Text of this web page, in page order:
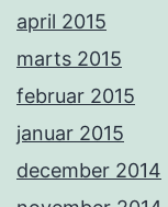
april 2015
marts 2015
februar 2015
januar 2015
december 2014